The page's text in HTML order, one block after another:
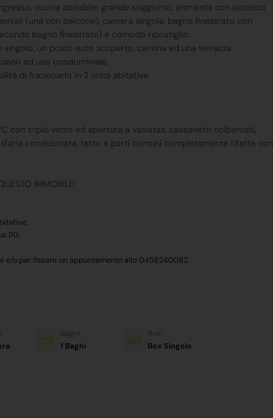
cucina abitabile, grande soggiorno, entrambi con accesso
(una con balcone), camera singola, bagno finestrato con
bagno finestrato) e comodo ripostiglio.
un posto auto scoperto, cantina ed una terrazza
ad uso condominiale.
di frazionarlo in 2 unità abitative.
con triplo vetro ed apertura a vasistas, cassonetti coibentati,
condizionata, tetto e parti comuni completamente rifatte con
IMMOBILE:
110.
e/o per fissare un appuntamento allo 0458240082.
Bagni:
1 Bagni
Box:
Box Singolo